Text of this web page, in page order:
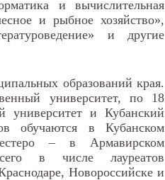
и вычислительная
и рыбное хозяйство»,
и другие
образований края.
университет, по 18
университет и Кубанский
обучаются в Кубанском
шестеро – в Армавирском
в числе лауреатов
Новороссийске и